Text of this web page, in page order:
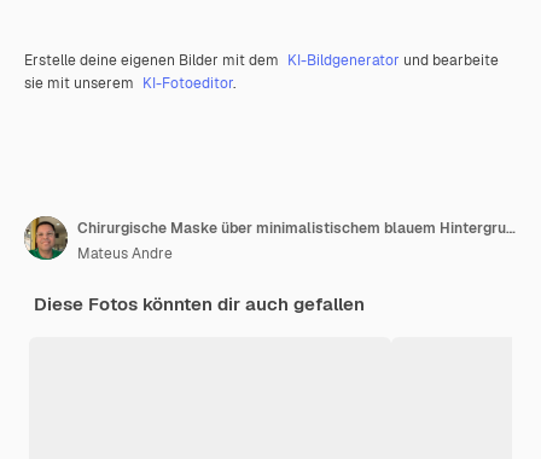
Erstelle deine eigenen Bilder mit dem KI-Bildgenerator und bearbeite
sie mit unserem KI-Fotoeditor.
Chirurgische Maske über minimalistischem blauem Hintergrund
Mateus Andre
Diese Fotos könnten dir auch gefallen